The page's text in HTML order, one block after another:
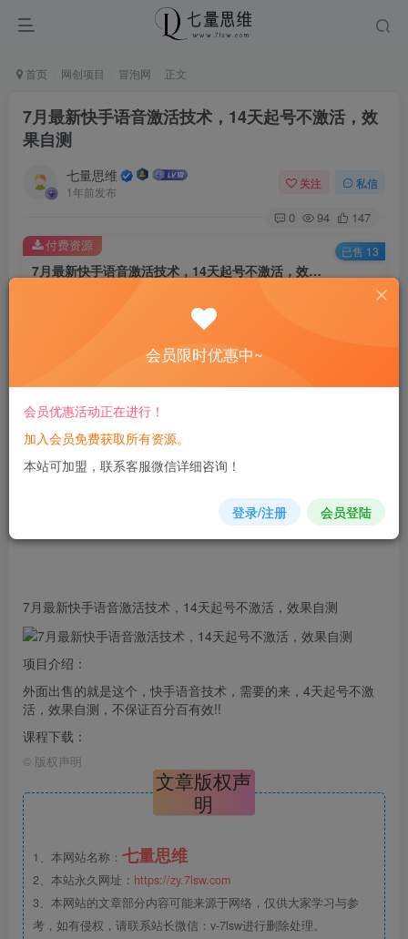
首页 网创项目 冒泡网 正文
7月最新快手语音激活技术，14天起号不激活，效
果自测
七量思维
1年前发布
关注 私信
0 94 147
7月最新快手语音激活技术，14天起号不激活，效果自测
8.8
免费
您当前未登录！建议登陆后购买，可保存购买订单
付费资源 已售 13
7月最新快手语音激活技术，14天起号不激活，效果自测
项目介绍：
外面出售的就是这个，快手语音技术，需要的来，4天起号不激
活，效果自测，不保证百分百有效!!
课程下载：
© 版权声明
文章版权声
明
1、本网站名称： 七量思维
2、本站永久网址： https://zy.7lsw.com
3、本网站的文章部分内容可能来源于网络，仅供大家学习与参
考，如有侵权，请联系站长微信：v-7lsw进行删除处理。
会员限时优惠中~
会员优惠活动正在进行！
加入会员免费获取所有资源。
本站可加盟，联系客服微信详细咨询！
登录/注册 会员登陆